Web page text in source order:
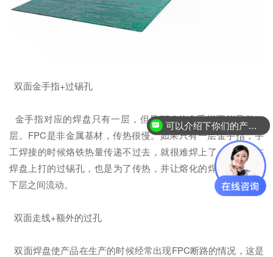
双面金手指+过锡孔
金手指对应的焊盘只有一层，但是FPC的金手指不能只做一
层。FPC是非金属基材，传热很慢。如果只有一层金手指，手
工焊接的时候烙铁热量传递不过去，就很难焊上了。同样，在
焊盘上打的过锡孔，也是为了传热，并让熔化的焊锡可以在上
下层之间流动。
双面走线+额外的过孔
双面焊盘使产品在生产的时候经常出现FPC断路的情况，这是
可以介绍下你们的产品么？